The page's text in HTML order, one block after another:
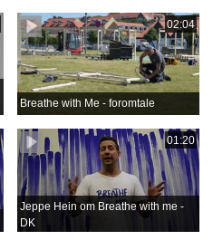
02:04
Breathe with Me - foromtale
01:20
Jeppe Hein om Breathe with me -
DK